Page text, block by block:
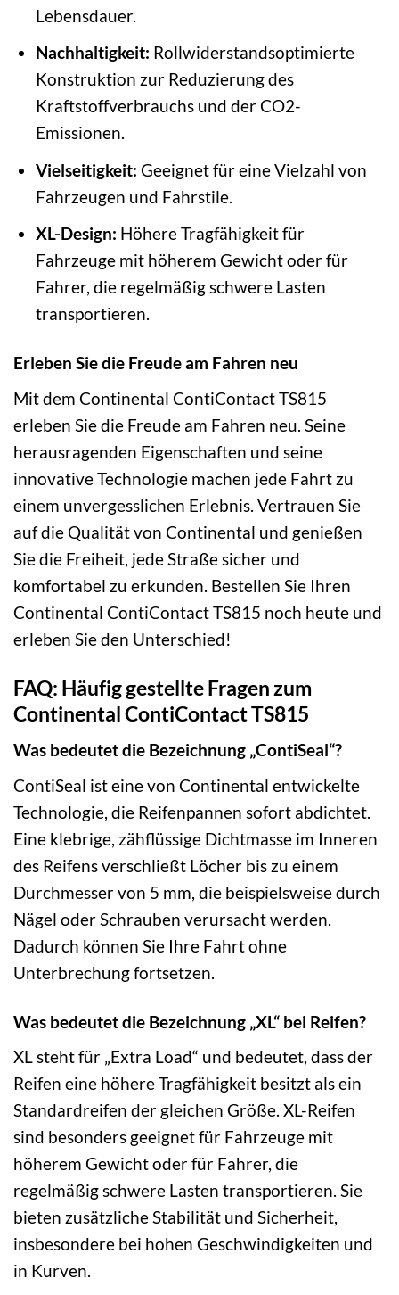
Lebensdauer.
Nachhaltigkeit: Rollwiderstandsoptimierte
Konstruktion zur Reduzierung des
Kraftstoffverbrauchs und der CO2-
Emissionen.
Vielseitigkeit: Geeignet für eine Vielzahl von
Fahrzeugen und Fahrstile.
XL-Design: Höhere Tragfähigkeit für
Fahrzeuge mit höherem Gewicht oder für
Fahrer, die regelmäßig schwere Lasten
transportieren.
Erleben Sie die Freude am Fahren neu
Mit dem Continental ContiContact TS815
erleben Sie die Freude am Fahren neu. Seine
herausragenden Eigenschaften und seine
innovative Technologie machen jede Fahrt zu
einem unvergesslichen Erlebnis. Vertrauen Sie
auf die Qualität von Continental und genießen
Sie die Freiheit, jede Straße sicher und
komfortabel zu erkunden. Bestellen Sie Ihren
Continental ContiContact TS815 noch heute und
erleben Sie den Unterschied!
FAQ: Häufig gestellte Fragen zum
Continental ContiContact TS815
Was bedeutet die Bezeichnung „ContiSeal“?
ContiSeal ist eine von Continental entwickelte
Technologie, die Reifenpannen sofort abdichtet.
Eine klebrige, zähflüssige Dichtmasse im Inneren
des Reifens verschließt Löcher bis zu einem
Durchmesser von 5 mm, die beispielsweise durch
Nägel oder Schrauben verursacht werden.
Dadurch können Sie Ihre Fahrt ohne
Unterbrechung fortsetzen.
Was bedeutet die Bezeichnung „XL“ bei Reifen?
XL steht für „Extra Load“ und bedeutet, dass der
Reifen eine höhere Tragfähigkeit besitzt als ein
Standardreifen der gleichen Größe. XL-Reifen
sind besonders geeignet für Fahrzeuge mit
höherem Gewicht oder für Fahrer, die
regelmäßig schwere Lasten transportieren. Sie
bieten zusätzliche Stabilität und Sicherheit,
insbesondere bei hohen Geschwindigkeiten und
in Kurven.